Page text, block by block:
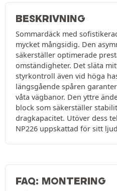
BESKRIVNING
Sommardäck med
mycket mångsidig. Den
säkerställer optimerade
omständigheter. Det släta
styrkontroll även vid höga
längsgående spåren
våta vägbanor. Den yttre
block som säkerställer
dragkapacitet. Utöver dess
NP226 uppskattad för sitt
FAQ: MONTERING